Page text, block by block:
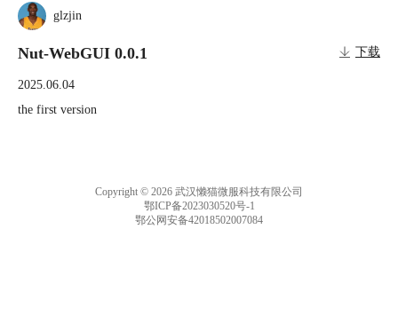
glzjin
Nut-WebGUI 0.0.1 下载
2025.06.04
the first version
Copyright © 2026 武汉懒猫微服科技有限公司
鄂ICP备2023030520号-1
鄂公网安备42018502007084